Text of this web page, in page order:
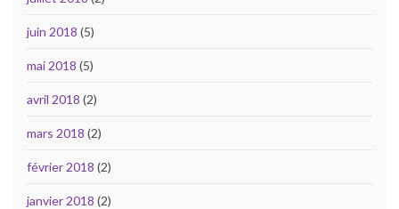
juin 2018 (5)
mai 2018 (5)
avril 2018 (2)
mars 2018 (2)
février 2018 (2)
janvier 2018 (2)